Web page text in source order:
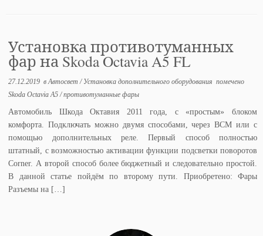
Установка противотуманных
фар на Skoda Octavia A5 FL
27.12.2019 вАвтосвет/ Установка дополнительного оборудования помечено
Skoda Octavia A5/противотуманные фары
Автомобиль Шкода Октавия 2011 года, с «простым» блоком
комфорта. Подключать можно двумя способами, через BCM или с
помощью дополнительных реле. Первый способ полностью
штатный, с возможностью активации функции подсветки поворотов
Corner. А второй способ более бюджетный и следовательно простой.
В данной статье пойдём по второму пути. Приобретено: Фары
Разъемы на […]